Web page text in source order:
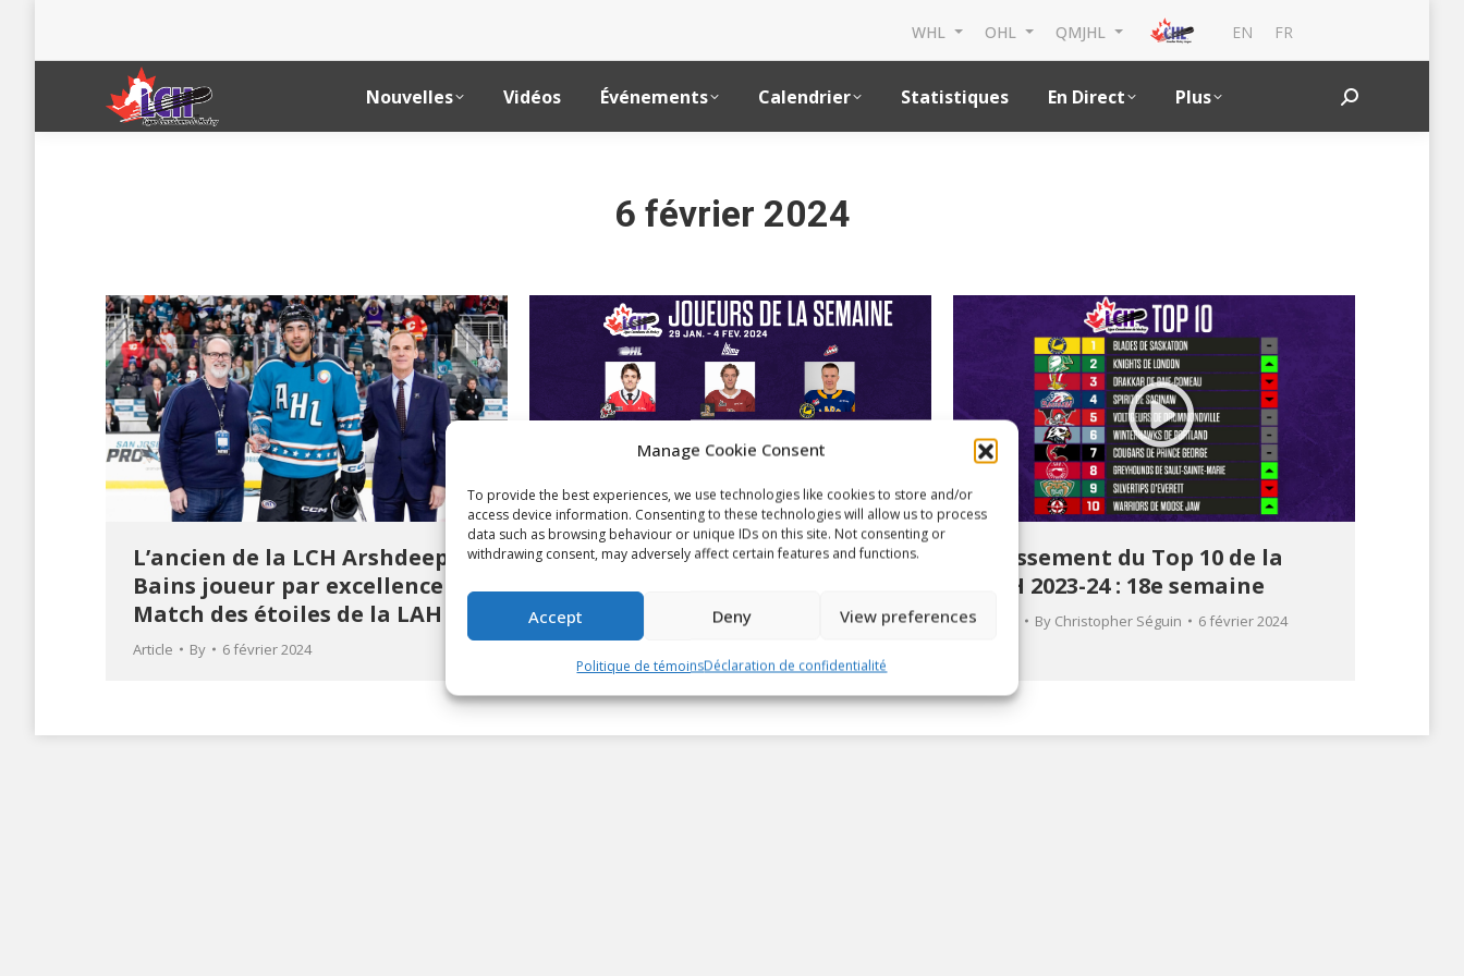
Manage Cookie Consent
To provide the best experiences, we use technologies like cookies to store and/or
access device information. Consenting to these technologies will allow us to process
data such as browsing behaviour or unique IDs on this site. Not consenting or
withdrawing consent, may adversely affect certain features and functions.
Accept Deny View preferences
Politique de témoinsDéclaration de confidentialité
WHL OHL QMJHL EN FR
Nouvelles Vidéos Événements Calendrier Statistiques En Direct Plus Search:
6 février 2024
L’ancien de la LCH Arshdeep
Bains joueur par excellence du
Match des étoiles de la LAH
Article By 6 février 2024
Joueurs de la semaine, 29
janvier au 4 février 2024
Article 6 février 2024
Classement du Top 10 de la
LCH 2023-24 : 18e semaine
By Christopher Séguin 6 février 2024